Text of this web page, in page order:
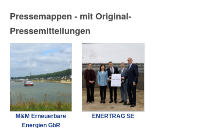
Pressemappen - mit Original-
Pressemitteilungen
M&M Erneuerbare
Energien GbR
ENERTRAG SE